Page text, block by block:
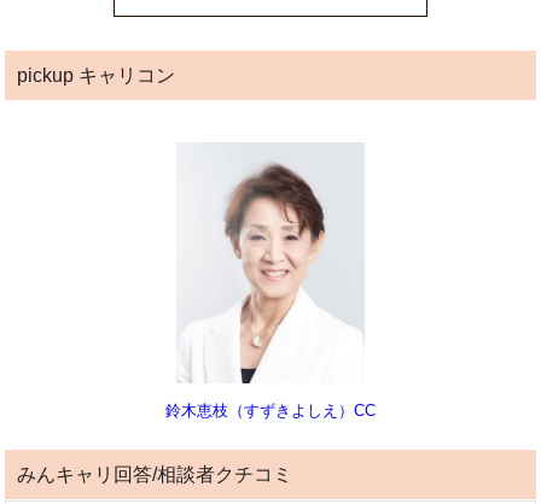
pickup キャリコン
鈴木恵枝（すずきよしえ）CC
みんキャリ回答/相談者クチコミ